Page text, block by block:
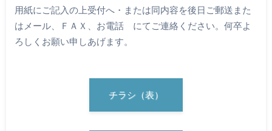
用紙にご記入の上受付へ・または同内容を後日ご郵送また
はメール、ＦＡＸ、お電話 にてご連絡ください。何卒よ
ろしくお願い申しあげます。
チラシ（表）